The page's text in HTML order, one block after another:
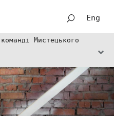
Eng
Мистецького